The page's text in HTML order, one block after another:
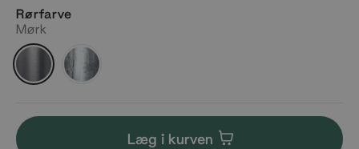
Rørfarve
Mørk
Mørk Silver
Læg i kurven